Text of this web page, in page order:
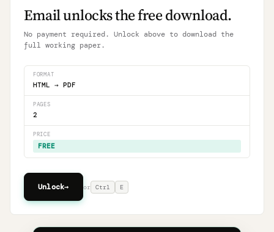
Email unlocks the free download.
No payment required. Unlock above to download the
full working paper.
FORMAT
HTML → PDF
PAGES
2
PRICE
FREE
Unlock→ or Ctrl E